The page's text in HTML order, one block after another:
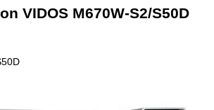
VIDOS M670W-S2/S50D